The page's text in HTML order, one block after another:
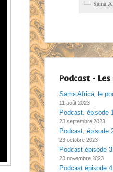
Sama
Podcast -
Sama Africa, le
11 août 2023
Podcast, épisode
23 septembre 2023
Podcast, épisode
23 octobre 2023
Podcast épisode
23 novembre 2023
Podcast épisode